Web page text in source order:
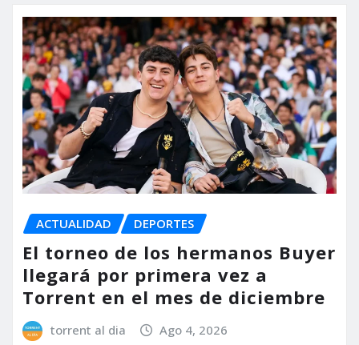
ACTUALIDAD DEPORTES
El torneo de los hermanos Buyer
llegará por primera vez a
Torrent en el mes de diciembre
torrent al dia Ago 4, 2026